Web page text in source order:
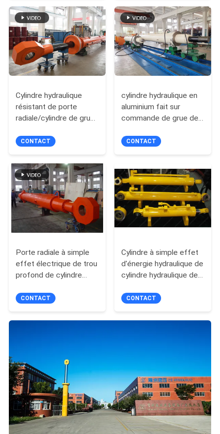
DEMANDEZ
UN DEVIS
PLAN
DU
SITE
DE
CONFIDENTIALITÉ
Cylindre hydraulique
résistant de porte
radiale/cylindre de grue
pétrolière
CONTACT
cylindre hydraulique en
aluminium fait sur
commande de grue de
viscosité d'air
CONTACT
Porte radiale à simple
effet électrique de trou
profond de cylindre
à tour
CONTACT
Cylindre à simple effet
d'énergie hydraulique de
cylindre hydraulique de
CONTACT